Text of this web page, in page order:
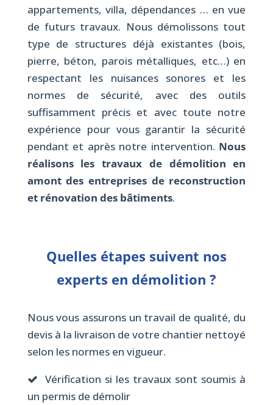
appartements, villa, dépendances … en vue
de futurs travaux. Nous démolissons tout
type de structures déjà existantes (bois,
pierre, béton, parois métalliques, etc…) en
respectant les nuisances sonores et les
normes de sécurité, avec des outils
suffisamment précis et avec toute notre
expérience pour vous garantir la sécurité
pendant et après notre intervention. Nous
réalisons les travaux de démolition en
amont des entreprises de reconstruction
et rénovation des bâtiments.
Quelles étapes suivent nos
experts en démolition ?
Nous vous assurons un travail de qualité, du
devis à la livraison de votre chantier nettoyé
selon les normes en vigueur.
Vérification si les travaux sont soumis à
un permis de démolir